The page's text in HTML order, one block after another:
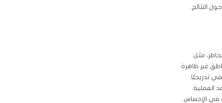
النتائج.
مثل:
غير ظاهرة.
تدريجيًا.
العملية.
في الإحساس.